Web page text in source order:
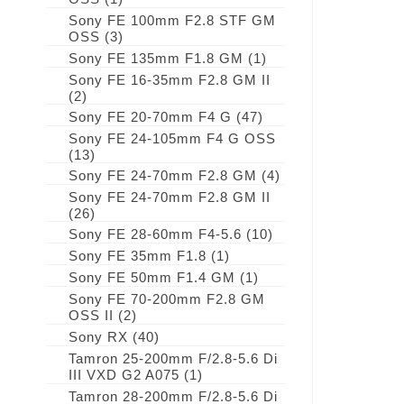
Sony FE 100mm F2.8 STF GM
OSS (3)
Sony FE 135mm F1.8 GM (1)
Sony FE 16-35mm F2.8 GM II
(2)
Sony FE 20-70mm F4 G (47)
Sony FE 24-105mm F4 G OSS
(13)
Sony FE 24-70mm F2.8 GM (4)
Sony FE 24-70mm F2.8 GM II
(26)
Sony FE 28-60mm F4-5.6 (10)
Sony FE 35mm F1.8 (1)
Sony FE 50mm F1.4 GM (1)
Sony FE 70-200mm F2.8 GM
OSS II (2)
Sony RX (40)
Tamron 25-200mm F/2.8-5.6 Di
III VXD G2 A075 (1)
Tamron 28-200mm F/2.8-5.6 Di